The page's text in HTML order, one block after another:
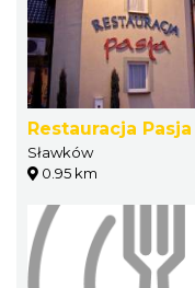
Restauracja Pasja
Sławków
0.95 km